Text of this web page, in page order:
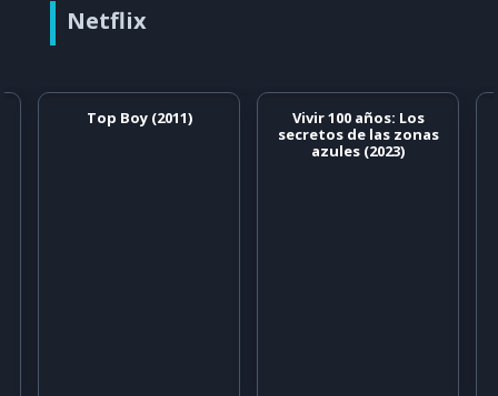
Netflix
Top Boy (2011)
Vivir 100 años: Los
secretos de las zonas
azules (2023)